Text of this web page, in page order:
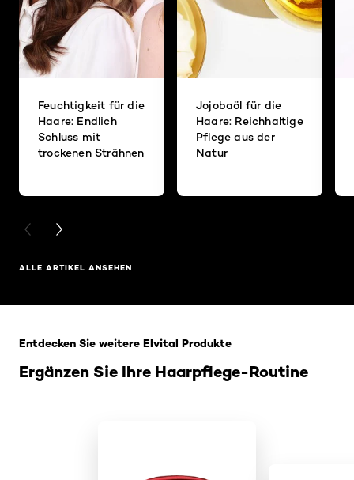
Feuchtigkeit für die
Haare: Endlich
Schluss mit
trockenen Strähnen
Jojobaöl für die
Haare: Reichhaltige
Pflege aus der
Natur
PREVIOUS CARD
NEXT CARD
ALLE ARTIKEL ANSEHEN
Ergänzen Sie Ihre Haarpflege-Routine
Entdecken Sie weitere Elvital Produkte